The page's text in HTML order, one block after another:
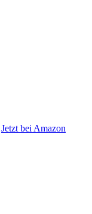
Jetzt bei Amazon